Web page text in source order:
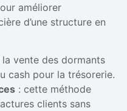
améliorer
d’une structure en
la vente des dormants
cash pour la trésorerie.
: cette méthode
clients sans